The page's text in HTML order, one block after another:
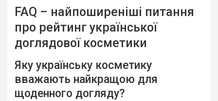
FAQ – найпоширеніші питання
про рейтинг української
доглядової косметики
Яку українську косметику
вважають найкращою для
щоденного догляду?